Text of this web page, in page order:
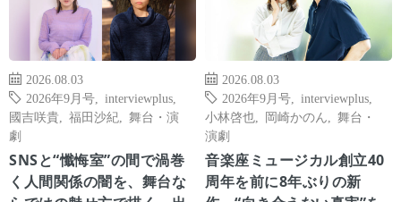
2026.08.03
2026年9月号
interviewplus
國吉咲貴
福田沙紀
舞台・演
劇
SNSと“懺悔室”の間で渦巻
く人間関係の闇を、舞台な
2026.08.03
2026年9月号
interviewplus
小林啓也
岡崎かのん
舞台・
演劇
音楽座ミュージカル創立40
周年を前に8年ぶりの新